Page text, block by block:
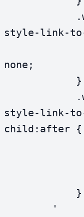
style-link-
none;
style-link-
child:after {